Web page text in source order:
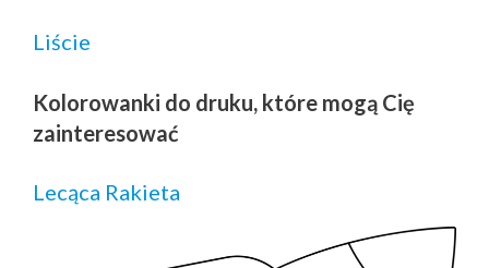
Liście
Kolorowanki do druku, które mogą Cię
zainteresować
Lecąca Rakieta